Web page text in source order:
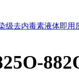
级去内毒素液体即用